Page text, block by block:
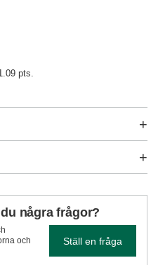
pts.
några frågor?
och
Ställ en fråga